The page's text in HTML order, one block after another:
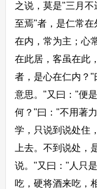
之说，莫是"三月不
至焉"者，是仁常
在内，常为主；心
在此居，客虽在此
者，是心在仁内？
意思。"又曰："便
何？"曰："不用著
学，只说到说处住
上去。不到说处，
说。"又曰："人只
吃，硬将酒来吃，